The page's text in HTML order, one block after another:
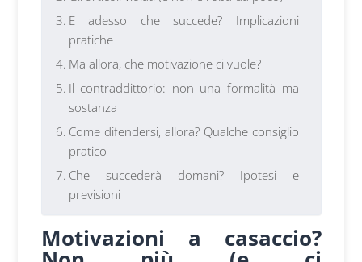
E adesso che succede? Implicazioni
pratiche
Ma allora, che motivazione ci vuole?
Il contraddittorio: non una formalità ma
sostanza
Come difendersi, allora? Qualche consiglio
pratico
Che succederà domani? Ipotesi e
previsioni
Motivazioni a casaccio?